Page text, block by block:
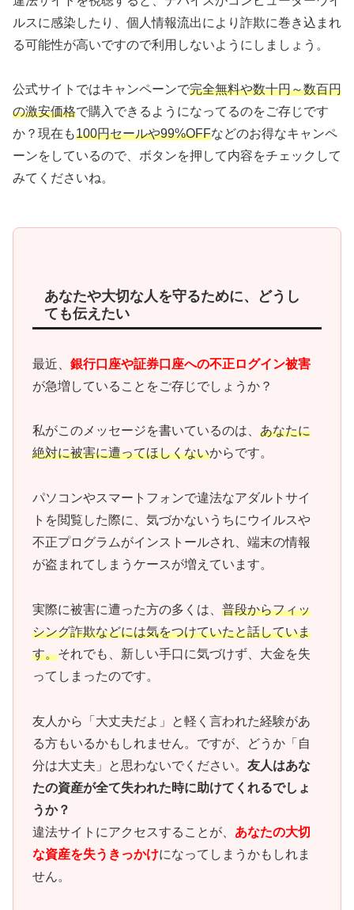
ルスに感染したり、個人情報流出により詐欺に巻き込まれ
る可能性が高いですので利用しないようにしましょう。
公式サイトではキャンペーンで完全無料や数十円～数百円
の激安価格で購入できるようになってるのをご存じです
か？現在も100円セールや99%OFFなどのお得なキャンペ
ーンをしているので、ボタンを押して内容をチェックして
みてくださいね。
あなたや大切な人を守るために、どうし
ても伝えたい
最近、 銀行口座や証券口座への不正ログイン被害
が急増していることをご存じでしょうか？
私がこのメッセージを書いているのは、 あなたに
絶対に被害に遭ってほしくないからです。
パソコンやスマートフォンで違法なアダルトサイ
トを閲覧した際に、気づかないうちにウイルスや
不正プログラムがインストールされ、端末の情報
が盗まれてしまうケースが増えています。
実際に被害に遭った方の多くは、 普段からフィッ
シング詐欺などには気をつけていたと話していま
す。それでも、新しい手口に気づけず、大金を失
ってしまったのです。
友人から「大丈夫だよ」と軽く言われた経験があ
る方もいるかもしれません。ですが、どうか「自
分は大丈夫」と思わないでください。 友人はあな
たの資産が全て失われた時に助けてくれるでしょ
うか？
違法サイトにアクセスすることが、 あなたの大切
な資産を失うきっかけになってしまうかもしれま
せん。